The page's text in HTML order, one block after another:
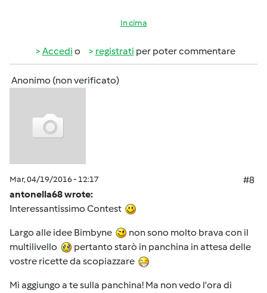
In cima
Accedi o registrati per poter commentare
Anonimo (non verificato)
Mar, 04/19/2016 - 12:17
#8
antonella68 wrote:
Interessantissimo Contest
Largo alle idee Bimbyne
non sono molto brava con il
multilivello
pertanto starò in panchina in attesa delle
vostre ricette da scopiazzare
Mi aggiungo a te sulla panchina! Ma non vedo l'ora di